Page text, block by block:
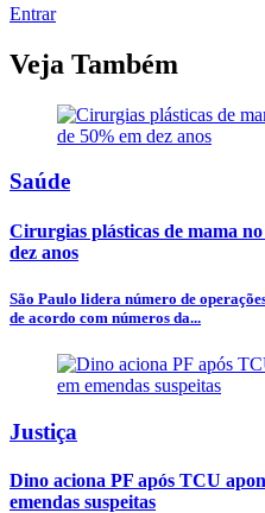
Entrar
Veja Também
Saúde
Cirurgias plásticas de mama
dez anos
São Paulo lidera número de
de acordo com números da...
Justiça
Dino aciona PF após TCU
emendas suspeitas